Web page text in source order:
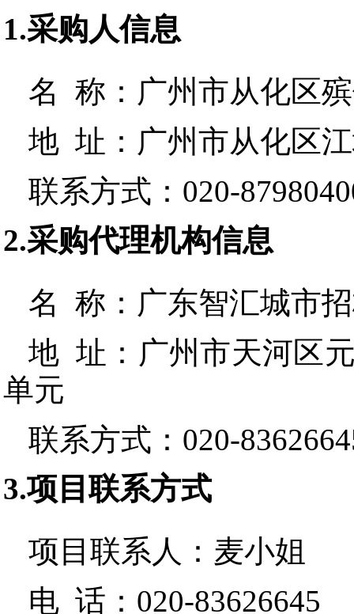
1.采购人信息
名 称： 广州市从化区
地 址： 广州市从化区
联系方式： 020-
2.采购代理机构信息
名 称： 广东智汇城市
地 址： 广州市天河区
单元
联系方式： 020-
3.项目联系方式
项目联系人： 麦小姐
电 话： 020-83626645